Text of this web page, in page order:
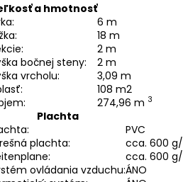
a hmotnosť
6 m
18 m
2 m
bočnej steny:
2 m
vrcholu:
3,09 m
108 m2
274,96 m 3
Plachta
PVC
plachta:
cca. 600 g/
cca. 600 g/
ovládania vzduchu:ÁNO